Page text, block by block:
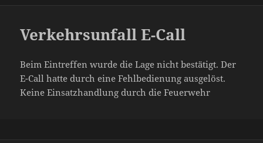
Verkehrsunfall E-Call
Beim Eintreffen wurde die Lage nicht bestätigt. Der
E-Call hatte durch eine Fehlbedienung ausgelöst.
Keine Einsatzhandlung durch die Feuerwehr